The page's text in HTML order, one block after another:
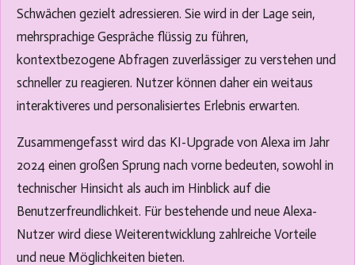
Schwächen gezielt adressieren. Sie wird in der Lage sein,
mehrsprachige Gespräche flüssig zu führen,
kontextbezogene Abfragen zuverlässiger zu verstehen und
schneller zu reagieren. Nutzer können daher ein weitaus
interaktiveres und personalisiertes Erlebnis erwarten.
Zusammengefasst wird das KI-Upgrade von Alexa im Jahr
2024 einen großen Sprung nach vorne bedeuten, sowohl in
technischer Hinsicht als auch im Hinblick auf die
Benutzerfreundlichkeit. Für bestehende und neue Alexa-
Nutzer wird diese Weiterentwicklung zahlreiche Vorteile
und neue Möglichkeiten bieten.